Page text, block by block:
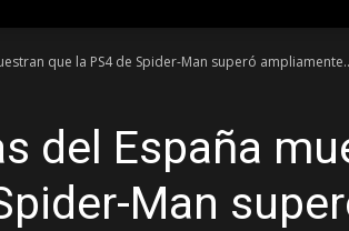
GAME
que la PS4 de Spider-Man superó
del España
Man